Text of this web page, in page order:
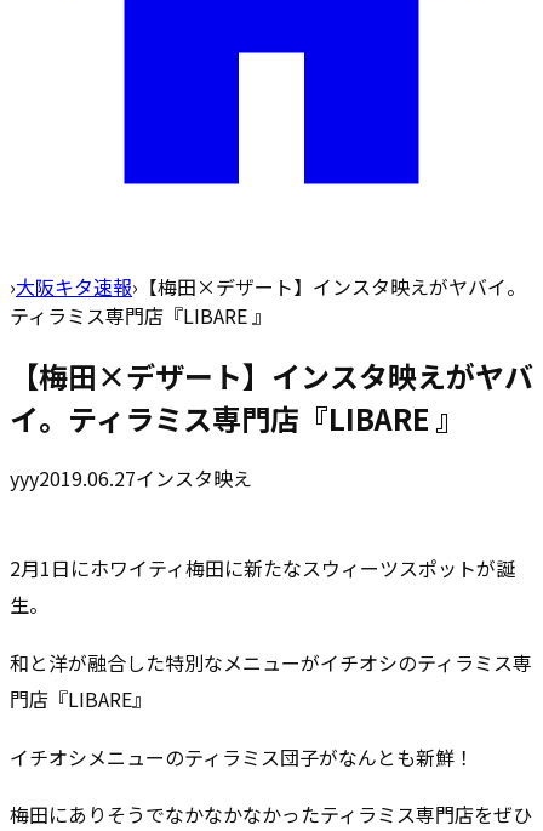
›大阪キタ速報› 【梅田×デザート】インスタ映えがヤバイ。
ティラミス専門店『LIBARE 』
【梅田×デザート】インスタ映えがヤバ
イ。ティラミス専門店『LIBARE 』
yyy2019.06.27インスタ映え
2月1日にホワイティ梅田に新たなスウィーツスポットが誕
生。
和と洋が融合した特別なメニューがイチオシのティラミス専
門店『LIBARE』
イチオシメニューのティラミス団子がなんとも新鮮！
梅田にありそうでなかなかなかったティラミス専門店をぜひ